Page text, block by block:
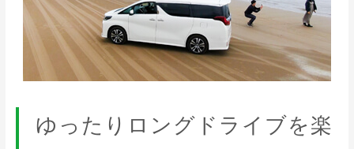
ゆったりロングドライブを楽